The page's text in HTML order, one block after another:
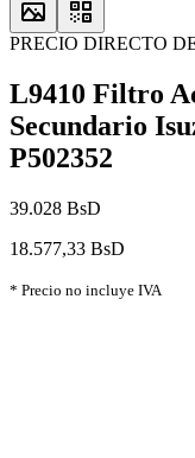
PRECIO DIRECTO
L9410 Filtro
Secundario
P502352
39.028 BsD
18.577,33 BsD
* Precio no incluye IVA